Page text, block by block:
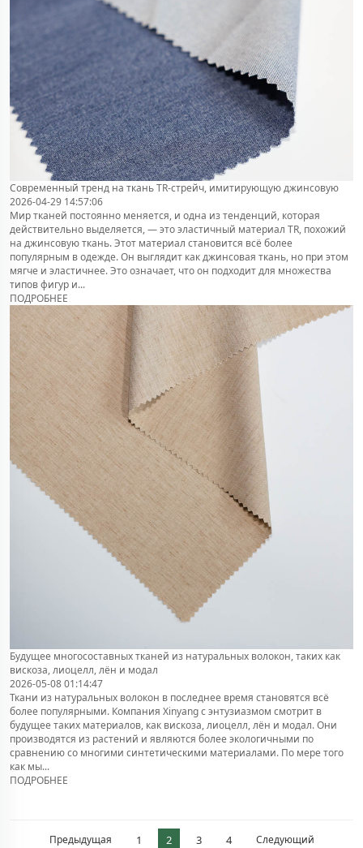
Современный тренд на ткань TR-стрейч, имитирующую джинсовую
2026-04-29 14:57:06
Мир тканей постоянно меняется, и одна из тенденций, которая
действительно выделяется, — это эластичный материал TR, похожий
на джинсовую ткань. Этот материал становится всё более
популярным в одежде. Он выглядит как джинсовая ткань, но при этом
мягче и эластичнее. Это означает, что он подходит для множества
типов фигур и...
ПОДРОБНЕЕ
Будущее многосоставных тканей из натуральных волокон, таких как
вискоза, лиоцелл, лён и модал
2026-05-08 01:14:47
Ткани из натуральных волокон в последнее время становятся всё
более популярными. Компания Xinyang с энтузиазмом смотрит в
будущее таких материалов, как вискоза, лиоцелл, лён и модал. Они
производятся из растений и являются более экологичными по
сравнению со многими синтетическими материалами. По мере того
как мы...
ПОДРОБНЕЕ
Предыдущая 1 2 3 4 Следующий